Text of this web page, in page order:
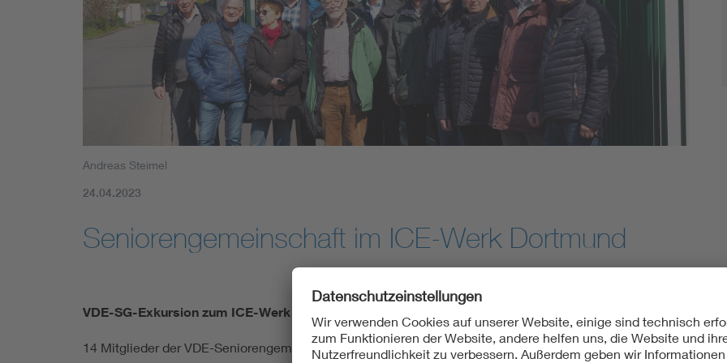
Mobility
Standards
Energy storage
Functional safety
Andreas Steimel
24.04.2023
Seniorengemeinschaft im ICE-Werk Dortmund
VDE-SG-Exkursion zum ICE-Werk Dortmund-Spähenfelde
14 Mitglieder der VDE-Seniorengemeinschaft (mit Gästen) hatten am 20. April 2023 die Gelegenheit, das